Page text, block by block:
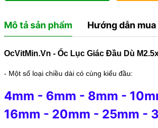
Mô tả sản phẩm Hướng dẫn mua
OcVitMin.Vn - Ốc Lục Giác Đầu Dù
- Một số loại chiều dài có cùng kiểu đầu:
4mm - 6mm - 8mm -
16mm - 20mm - 25mm -